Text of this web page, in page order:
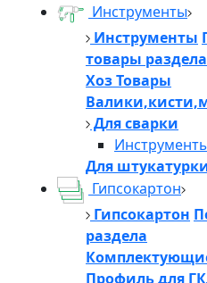
Инструменты
Инструменты
товары раздела
Хоз Товары
Для сварки
Для
Гипсокартон
Гипсокартон
раздела
Профиль для